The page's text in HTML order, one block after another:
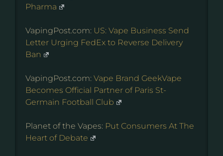
Pharma
VapingPost.com: US: Vape Business Send
Letter Urging FedEx to Reverse Delivery
Ban
VapingPost.com: Vape Brand GeekVape
Becomes Official Partner of Paris St-
Germain Football Club
Planet of the Vapes: Put Consumers At The
Heart of Debate